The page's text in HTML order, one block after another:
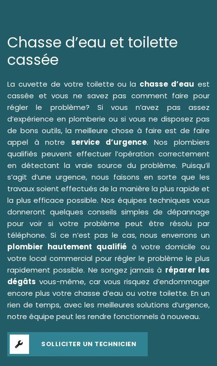
Chasse d’eau et toilette
cassée
La cuvette de votre toilette ou la chasse d’eau est
cassée et vous ne savez pas comment faire pour
régler le problème? Si vous n’avez pas assez
d’expérience en plomberie ou si vous ne disposez pas
de bons outils, la meilleure chose à faire est de faire
appel à notre service d’urgence. Nos plombiers
qualifiés peuvent effectuer l’opération correctement
en détectant la vraie source du problème. Puisqu’il
s’agit d’une urgence, nous faisons en sorte que les
travaux soient effectués de la manière la plus rapide et
la plus efficace possible. Nos équipes techniques vous
donneront quelques conseils simples de dépannage
pour voir si votre problème peut être résolu par
téléphone. Si ce n’est pas le cas, nous enverrons un
plombier hautement qualifié à votre domicile ou
votre local commercial pour régler le problème le plus
rapidement possible. Ne songez jamais à réparer les
dégâts vous-même, car vous risquez d’endommager
encore plus votre chasse d’eau ou votre toilette. En un
rien de temps, avec les meilleures solutions d’urgence,
notre équipe peut les rendre fonctionnels à nouveau.
SOLLICITER UN TECHNICIEN